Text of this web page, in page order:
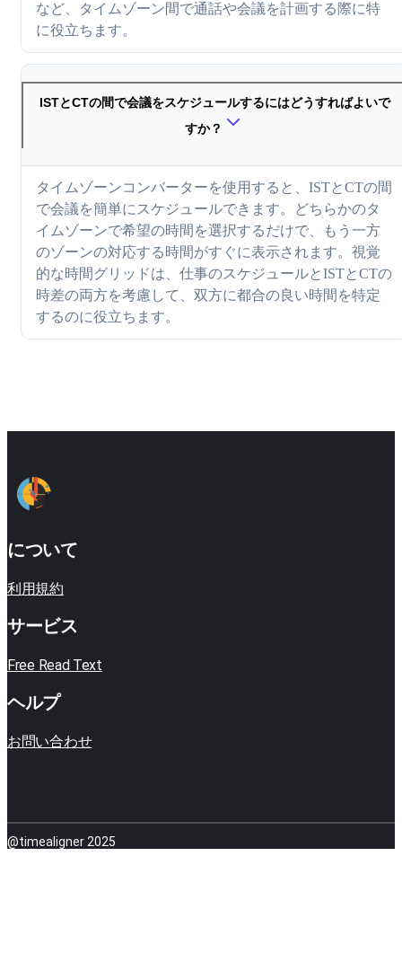
など、タイムゾーン間で通話や会議を計画する際に特
に役立ちます。
ISTとCTの間で会議をスケジュールするにはどうすればよいで
すか？
タイムゾーンコンバーターを使用すると、ISTとCTの間
で会議を簡単にスケジュールできます。どちらかのタ
イムゾーンで希望の時間を選択するだけで、もう一方
のゾーンの対応する時間がすぐに表示されます。視覚
的な時間グリッドは、仕事のスケジュールとISTとCTの
時差の両方を考慮して、双方に都合の良い時間を特定
するのに役立ちます。
について
利用規約
サービス
Free Read Text
ヘルプ
お問い合わせ
@timealigner 2025